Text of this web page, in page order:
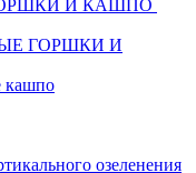
И КАШПО
ГОРШКИ И
кашпо
озеленения